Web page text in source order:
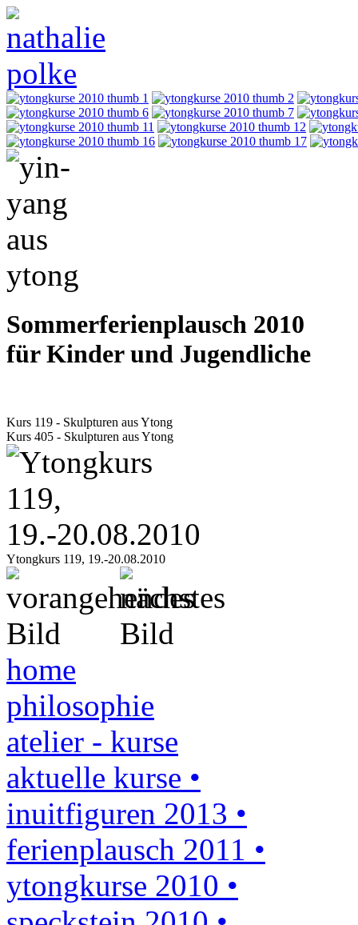
Sommerferienplausch 2010
für Kinder und Jugendliche
Kurs 119 - Skulpturen aus Ytong
Kurs 405 - Skulpturen aus Ytong
Ytongkurs 119, 19.-20.08.2010
home
philosophie
atelier - kurse
aktuelle kurse •
inuitfiguren 2013 •
ferienplausch 2011 •
ytongkurse 2010 •